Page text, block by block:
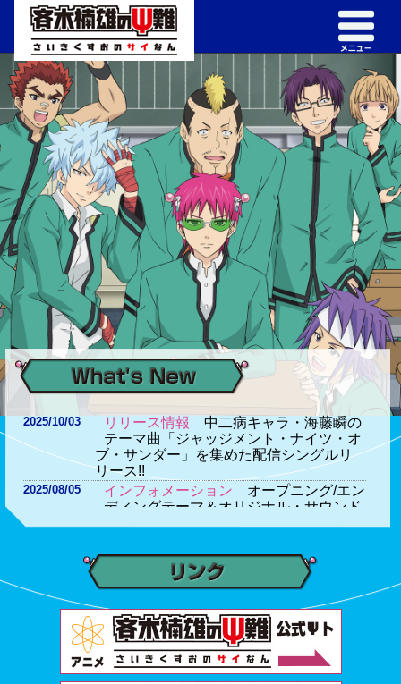
2025/10/03 リリース情報 中二病キャラ・海藤瞬の
テーマ曲「ジャッジメント・ナイツ・オ
ブ・サンダー」を集めた配信シングルリ
リース!!
2025/08/05 インフォメーション オープニング/エン
ディングテーマ＆オリジナル・サウンド